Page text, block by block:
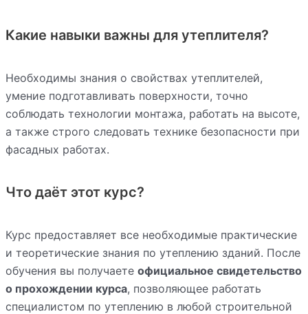
Какие навыки важны для утеплителя?
Необходимы знания о свойствах утеплителей,
умение подготавливать поверхности, точно
соблюдать технологии монтажа, работать на высоте,
а также строго следовать технике безопасности при
фасадных работах.
Что даёт этот курс?
Курс предоставляет все необходимые практические
и теоретические знания по утеплению зданий. После
обучения вы получаете официальное свидетельство
о прохождении курса, позволяющее работать
специалистом по утеплению в любой строительной